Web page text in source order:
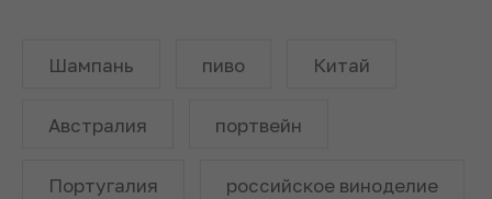
Шампань пиво Китай
Австралия портвейн
Португалия российское виноделие